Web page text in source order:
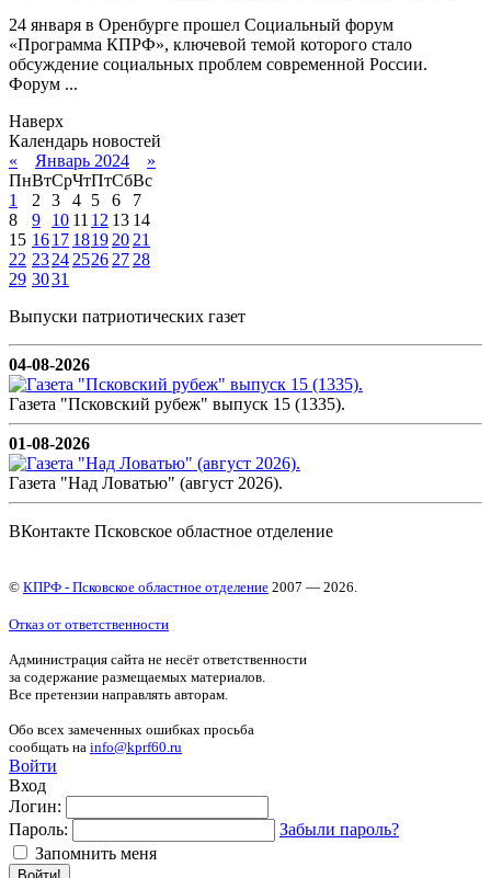
24 января в Оренбурге прошел Социальный форум
«Программа КПРФ», ключевой темой которого стало
обсуждение социальных проблем современной России.
Форум ...
Наверх
Календарь новостей
«
Январь 2024
»
ПнВтСрЧтПтСбВс
1
2 3 4 5 6
7
8
9 10 11 12 13 14
15 1617 1819 20 21
22 2324 2526 27 28
29 3031
Выпуски патриотических газет
04-08-2026
Газета "Псковский рубеж" выпуск 15 (1335).
01-08-2026
Газета "Над Ловатью" (август 2026).
ВКонтакте Псковское областное отделение
© КПРФ - Псковское областное отделение 2007 — 2026.
Отказ от ответственности
Администрация сайта не несёт ответственности
за содержание размещаемых материалов.
Все претензии направлять авторам.
Обо всех замеченных ошибках просьба
сообщать на info@kprf60.ru
Войти
Вход
Логин:
Пароль:
Забыли пароль?
Запомнить меня